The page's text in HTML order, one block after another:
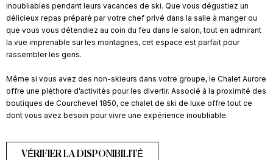
inoubliables pendant leurs vacances de ski. Que vous dégustiez un
délicieux repas préparé par votre chef privé dans la salle à manger ou
que vous vous détendiez au coin du feu dans le salon, tout en admirant
la vue imprenable sur les montagnes, cet espace est parfait pour
rassembler les gens.
Même si vous avez des non-skieurs dans votre groupe, le Chalet Aurore
offre une pléthore d’activités pour les divertir. Associé à la proximité des
boutiques de Courchevel 1850, ce chalet de ski de luxe offre tout ce
dont vous avez besoin pour vivre une expérience inoubliable.
VÉRIFIER LA DISPONIBILITÉ